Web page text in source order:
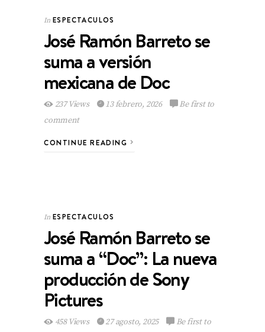
In ESPECTACULOS
José Ramón Barreto se
suma a versión
mexicana de Doc
237 Views 13 febrero, 2026
Be first to
comment
CONTINUE READING
In ESPECTACULOS
José Ramón Barreto se
suma a “Doc”: La nueva
producción de Sony
Pictures
458 Views 27 agosto, 2025
Be first to